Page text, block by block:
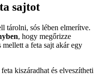
sajtot
tárolni, sós lében elmerítve.
, hogy megőrizze
mellett a feta sajt akár egy
kiszáradhat és elveszítheti